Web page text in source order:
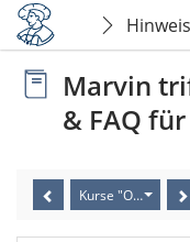
Marvin
& FAQ
Kurse "Online"